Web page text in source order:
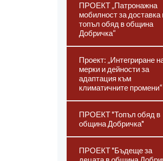
ПРОЕКТ „Патронажна
мобилност за доставка
топъл обяд в община
Добричка“
Проект: „Интегриране
мерки и дейности за
адаптация към
климатичните промени“
ПРОЕКТ "Топъл обяд в
община Добричка"
ПРОЕКТ "Бъдеще за